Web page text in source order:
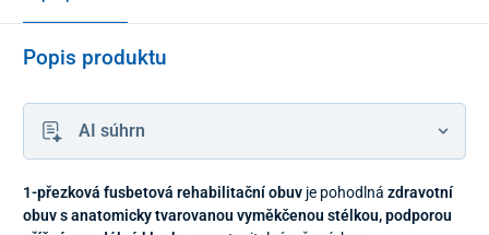
Popis produktu
AI súhrn
1-přezková fusbetová rehabilitační obuv je pohodlná zdravotní
obuv s anatomicky tvarovanou vyměkčenou stélkou, podporou